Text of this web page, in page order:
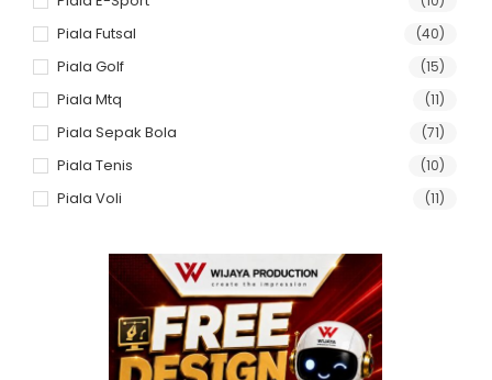
Piala Futsal (40)
Piala Golf (15)
Piala Mtq (11)
Piala Sepak Bola (71)
Piala Tenis (10)
Piala Voli (11)